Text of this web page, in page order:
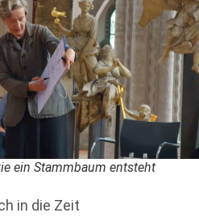
ein Stammbaum entsteht
in die Zeit